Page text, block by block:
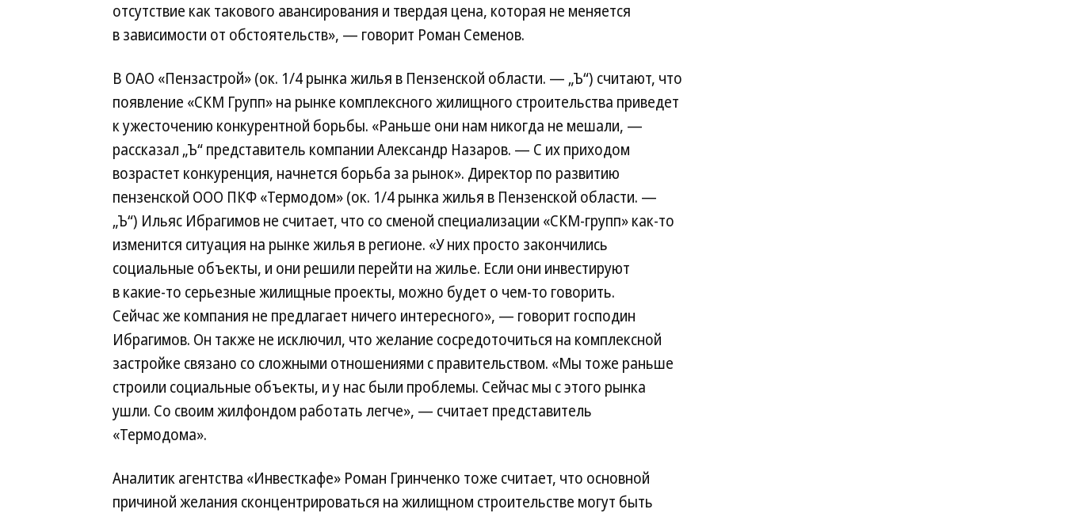
отсутствие как такового авансирования и твердая цена, которая не меняется
в зависимости от обстоятельств», — говорит Роман Семенов.
В ОАО «Пензастрой» (ок. 1/4 рынка жилья в Пензенской области. — „Ъ“) считают, что
появление «СКМ Групп» на рынке комплексного жилищного строительства приведет
к ужесточению конкурентной борьбы. «Раньше они нам никогда не мешали, —
рассказал „Ъ“ представитель компании Александр Назаров. — С их приходом
возрастет конкуренция, начнется борьба за рынок». Директор по развитию
пензенской ООО ПКФ «Термодом» (ок. 1/4 рынка жилья в Пензенской области. —
„Ъ“) Ильяс Ибрагимов не считает, что со сменой специализации «СКМ-групп» как-то
изменится ситуация на рынке жилья в регионе. «У них просто закончились
социальные объекты, и они решили перейти на жилье. Если они инвестируют
в какие-то серьезные жилищные проекты, можно будет о чем-то говорить.
Сейчас же компания не предлагает ничего интересного», — говорит господин
Ибрагимов. Он также не исключил, что желание сосредоточиться на комплексной
застройке связано со сложными отношениями с правительством. «Мы тоже раньше
строили социальные объекты, и у нас были проблемы. Сейчас мы с этого рынка
ушли. Со своим жилфондом работать легче», — считает представитель
«Термодома».
Аналитик агентства «Инвесткафе» Роман Гринченко тоже считает, что основной
причиной желания сконцентрироваться на жилищном строительстве могут быть